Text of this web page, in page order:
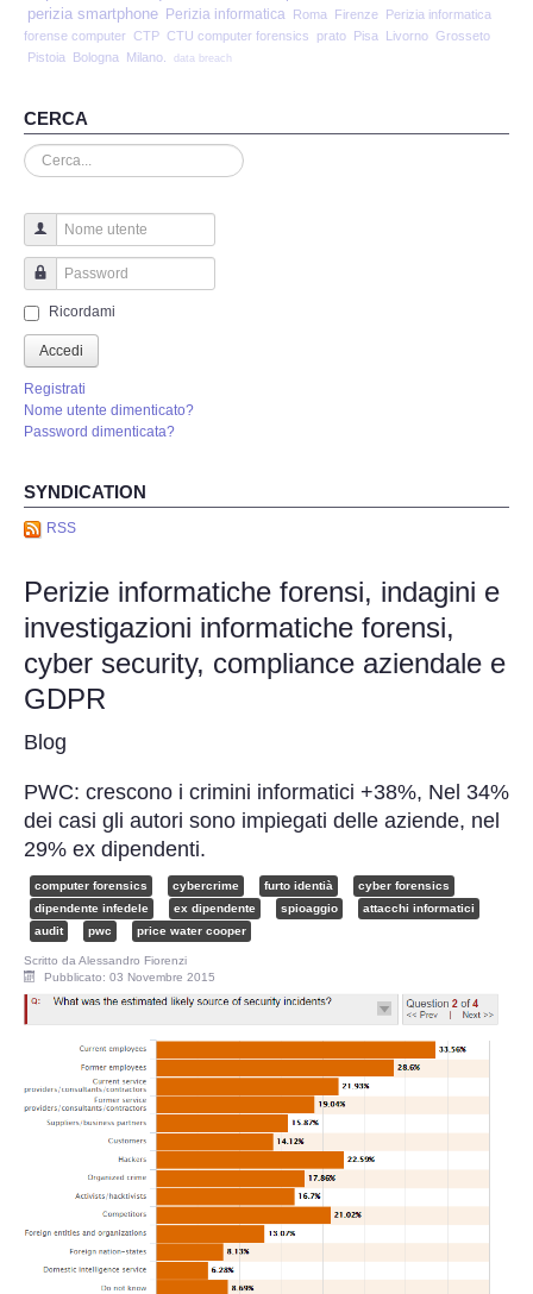
Perizia Documento informatico
Perizia Cloud
Perizia E-mail
Perizia Truffa Banca e Online
Perizia Dash Cam
Perizia software spia
Perizia Controllo lavoratori
Perizia DVR
Perizia IoT e IIoT
Perizia Ransomware Malware
Perizia Incidente Stradale
INDAGINI DIGITALI
Digital Intelligence OSINT
Indagini su computer
Indagini Smartphone,Tablet
Copia/Acquisizione Forense
Bonifiche Digitali
Forensics Readiness
Incident Response
perizia smartphone Perizia informatica Roma Firenze Perizia informatica
forense computer CTP CTU computer forensics prato Pisa Livorno Grosseto
Pistoia
Bologna Milano. data breach
CERCA
Cerca...
Nome utente
Password
Ricordami
Accedi
Registrati
Nome utente dimenticato?
Password dimenticata?
SYNDICATION
RSS
Perizie informatiche forensi, indagini e
investigazioni informatiche forensi,
cyber security, compliance aziendale e
GDPR
Blog
PWC: crescono i crimini informatici +38%, Nel 34%
dei casi gli autori sono impiegati delle aziende, nel
29% ex dipendenti.
computer forensics cybercrime furto identià
cyber forensics
dipendente infedele
ex dipendente spioaggio
attacchi informatici
audit
pwc price water cooper
Scritto da Alessandro Fiorenzi
Pubblicato: 03 Novembre 2015